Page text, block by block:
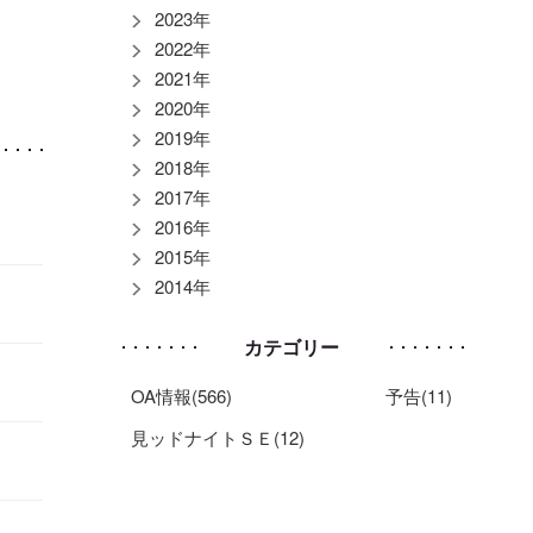
2023年
2022年
2021年
2020年
2019年
2018年
2017年
2016年
2015年
2014年
カテゴリー
OA情報(566)
予告(11)
見ッドナイトＳＥ(12)